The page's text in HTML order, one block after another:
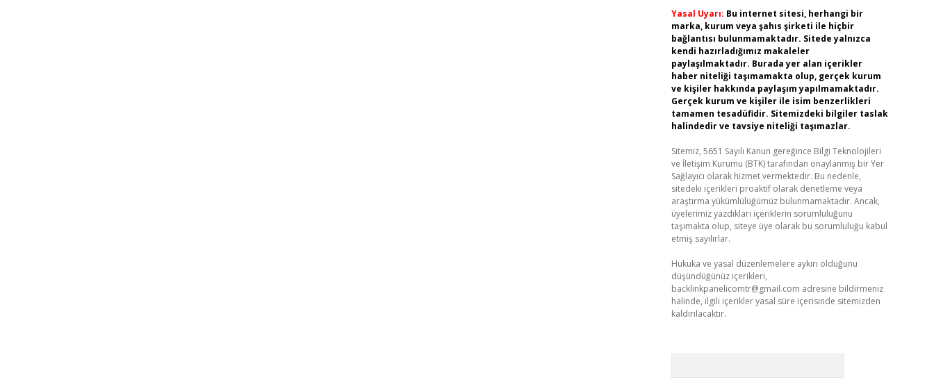
Yasal Uyarı: Bu internet sitesi, herhangi bir
marka, kurum veya şahıs şirketi ile hiçbir
bağlantısı bulunmamaktadır. Sitede yalnızca
kendi hazırladığımız makaleler
paylaşılmaktadır. Burada yer alan içerikler
haber niteliği taşımamakta olup, gerçek kurum
ve kişiler hakkında paylaşım yapılmamaktadır.
Gerçek kurum ve kişiler ile isim benzerlikleri
tamamen tesadüfidir. Sitemizdeki bilgiler taslak
halindedir ve tavsiye niteliği taşımazlar.
Sitemiz, 5651 Sayılı Kanun gereğince Bilgi Teknolojileri
ve İletişim Kurumu (BTK) tarafından onaylanmış bir Yer
Sağlayıcı olarak hizmet vermektedir. Bu nedenle,
sitedeki içerikleri proaktif olarak denetleme veya
araştırma yükümlülüğümüz bulunmamaktadır. Ancak,
üyelerimiz yazdıkları içeriklerin sorumluluğunu
taşımakta olup, siteye üye olarak bu sorumluluğu kabul
etmiş sayılırlar.
Hukuka ve yasal düzenlemelere aykırı olduğunu
düşündüğünüz içerikleri,
backlinkpanelicomtr@gmail.com adresine bildirmeniz
halinde, ilgili içerikler yasal süre içerisinde sitemizden
kaldırılacaktır.